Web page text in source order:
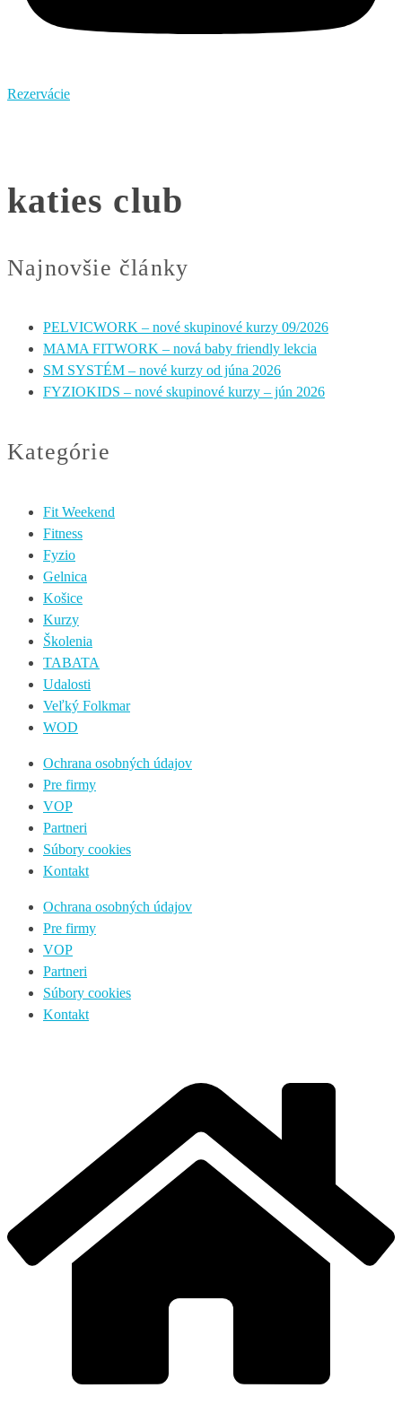
Rezervácie
katies club
Najnovšie články
PELVICWORK – nové skupinové kurzy 09/2026
MAMA FITWORK – nová baby friendly lekcia
SM SYSTÉM – nové kurzy od júna 2026
FYZIOKIDS – nové skupinové kurzy – jún 2026
Kategórie
Fit Weekend
Fitness
Fyzio
Gelnica
Košice
Kurzy
Školenia
TABATA
Udalosti
Veľký Folkmar
WOD
Ochrana osobných údajov
Pre firmy
VOP
Partneri
Súbory cookies
Kontakt
Ochrana osobných údajov
Pre firmy
VOP
Partneri
Súbory cookies
Kontakt